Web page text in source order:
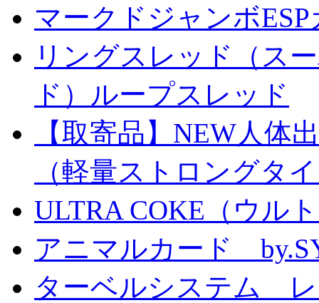
マークドジャンボ
リングスレッド（ス
ド）ループスレッド
【取寄品】NEW人体
（軽量ストロングタ
ULTRA COKE（ウル
アニマルカード
ターベルシステム